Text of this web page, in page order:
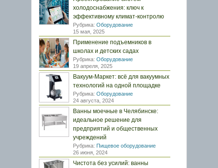
холодоснабжения: ключ к
эффективному климат-контролю
Рубрика: Оборудование
15 мая, 2025
Применение подъемников в
школах и детских садах
Рубрика: Оборудование
19 апреля, 2025
Вакуум-Маркет: всё для вакуумных
технологий на одной площадке
Рубрика: Оборудование
24 августа, 2024
Ванны моечные в Челябинске:
идеальное решение для
предприятий и общественных
учреждений
Рубрика: Пищевое оборудование
26 июня, 2024
Чистота без усилий: ванны